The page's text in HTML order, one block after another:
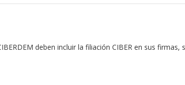
deben incluir la filiación CIBER en sus firmas,